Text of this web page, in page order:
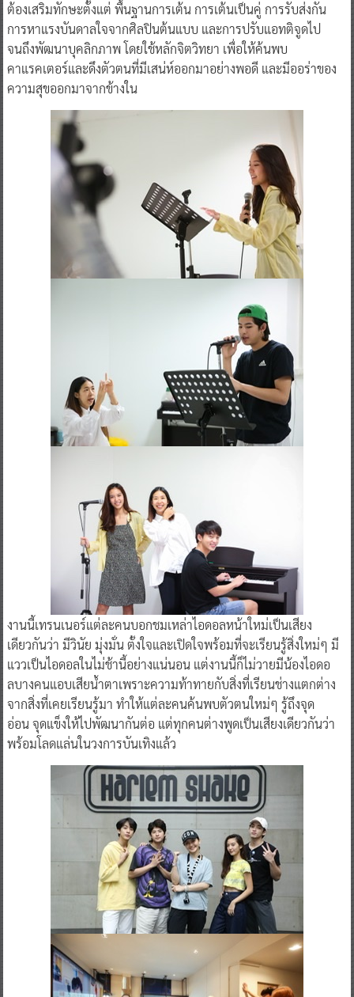
ต้องเสริมทักษะตั้งแต่ พื้นฐานการเต้น การเต้นเป็นคู่ การรับส่งกัน
การหาแรงบันดาลใจจากศิลปินต้นแบบ และการปรับแอทติจูดไป
จนถึงพัฒนาบุคลิกภาพ โดยใช้หลักจิตวิทยา เพื่อให้ค้นพบ
คาแรคเตอร์และดึงตัวตนที่มีเสน่ห์ออกมาอย่างพอดี และมีออร่าของ
ความสุขออกมาจากข้างใน
งานนี้เทรนเนอร์แต่ละคนบอกชมเหล่าไอดอลหน้าใหม่เป็นเสียง
เดียวกันว่า มีวินัย มุ่งมั่น ตั้งใจและเปิดใจพร้อมที่จะเรียนรู้สิ่งใหม่ๆ มี
แววเป็นไอดอลในไม่ช้านี้อย่างแน่นอน แต่งานนี้ก็ไม่วายมีน้องไอดอ
ลบางคนแอบเสียน้ำตาเพราะความท้าทายกับสิ่งที่เรียนช่างแตกต่าง
จากสิ่งที่เคยเรียนรู้มา ทำให้แต่ละคนค้นพบตัวตนใหม่ๆ รู้ถึงจุด
อ่อน จุดแข็งให้ไปพัฒนากันต่อ แต่ทุกคนต่างพูดเป็นเสียงเดียวกันว่า
พร้อมโลดแล่นในวงการบันเทิงแล้ว